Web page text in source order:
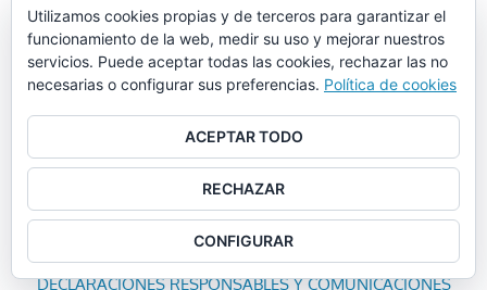
DECLARACIONES RESPONSABLES Y COMUNICACIONES
Utilizamos cookies propias y de terceros para garantizar el
funcionamiento de la web, medir su uso y mejorar nuestros
servicios. Puede aceptar todas las cookies, rechazar las no
necesarias o configurar sus preferencias. Política de cookies
ACEPTAR TODO
RECHAZAR
CONFIGURAR